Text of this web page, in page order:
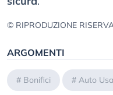
© RIPRODUZIONE
ARGOMENTI
# Bonifici # Auto